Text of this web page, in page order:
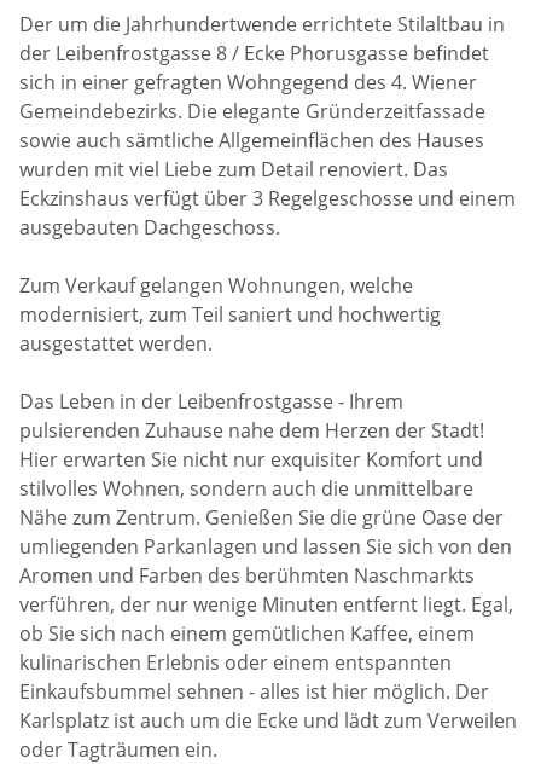
Der um die Jahrhundertwende errichtete Stilaltbau in
der Leibenfrostgasse 8 / Ecke Phorusgasse befindet
sich in einer gefragten Wohngegend des 4. Wiener
Gemeindebezirks. Die elegante Gründerzeitfassade
sowie auch sämtliche Allgemeinflächen des Hauses
wurden mit viel Liebe zum Detail renoviert. Das
Eckzinshaus verfügt über 3 Regelgeschosse und einem
ausgebauten Dachgeschoss.
Zum Verkauf gelangen Wohnungen, welche
modernisiert, zum Teil saniert und hochwertig
ausgestattet werden.
Das Leben in der Leibenfrostgasse - Ihrem
pulsierenden Zuhause nahe dem Herzen der Stadt!
Hier erwarten Sie nicht nur exquisiter Komfort und
stilvolles Wohnen, sondern auch die unmittelbare
Nähe zum Zentrum. Genießen Sie die grüne Oase der
umliegenden Parkanlagen und lassen Sie sich von den
Aromen und Farben des berühmten Naschmarkts
verführen, der nur wenige Minuten entfernt liegt. Egal,
ob Sie sich nach einem gemütlichen Kaffee, einem
kulinarischen Erlebnis oder einem entspannten
Einkaufsbummel sehnen - alles ist hier möglich. Der
Karlsplatz ist auch um die Ecke und lädt zum Verweilen
oder Tagträumen ein.